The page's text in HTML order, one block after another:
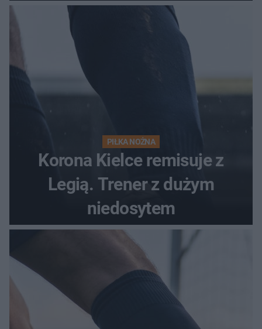
PIŁKA NOŻNA
Korona Kielce remisuje z
Legią. Trener z dużym
niedosytem